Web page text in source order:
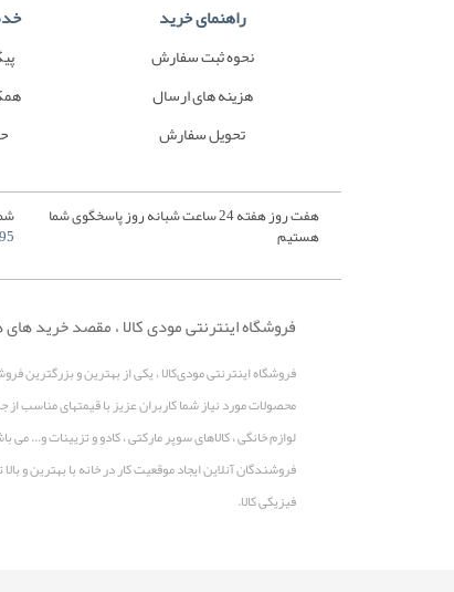
راهنمای خرید
نحوه ثبت سفارش
هزینه های ارسال
تحویل سفارش
هفت روز هفته 24 ساعت شبانه روز پاسخگوی شما
هستیم
فروشگاه اینترنتی مودی کالا ، مقصد خرید
فروشگاه اینترنتی مودی‌کالا ، یکی از بهترین و بزرگترین
محصولات مورد نیاز شما کاربران عزیز با قیمتهای مناسب
لوازم خانگی ، کالاهای سوپر مارکتی ، کادو و تزیینات
فروشندگان آنلاین ایجاد موقعیت کار در خانه با بهترین و
فیزیکی کالا.